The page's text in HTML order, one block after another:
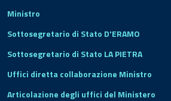
Ministro
Sottosegretario di Stato D'ERAMO
Sottosegretario di Stato LA PIETRA
Uffici diretta collaborazione Ministro
Articolazione degli uffici del Ministero